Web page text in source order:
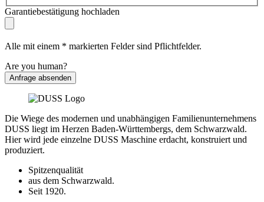
Garantiebestätigung hochladen
Alle mit einem * markierten Felder sind Pflichtfelder.
Are you human?
Anfrage absenden
Die Wiege des modernen und unabhängigen Familienunternehmens
DUSS liegt im Herzen Baden-Württembergs, dem Schwarzwald.
Hier wird jede einzelne DUSS Maschine erdacht, konstruiert und
produziert.
Spitzenqualität
aus dem Schwarzwald.
Seit 1920.